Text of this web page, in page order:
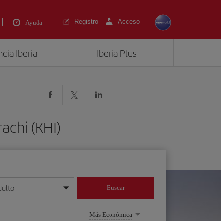
Ayuda Registro Acceso
Iberia Iberia Plus
(KHI)
mes/año
Buscar
Más Económica